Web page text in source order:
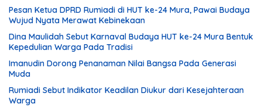
Pesan Ketua DPRD Rumiadi di HUT ke-24 Mura, Pawai Budaya
Wujud Nyata Merawat Kebinekaan
Dina Maulidah Sebut Karnaval Budaya HUT ke-24 Mura Bentuk
Kepedulian Warga Pada Tradisi
Imanudin Dorong Penanaman Nilai Bangsa Pada Generasi
Muda
Rumiadi Sebut Indikator Keadilan Diukur dari Kesejahteraan
Warga